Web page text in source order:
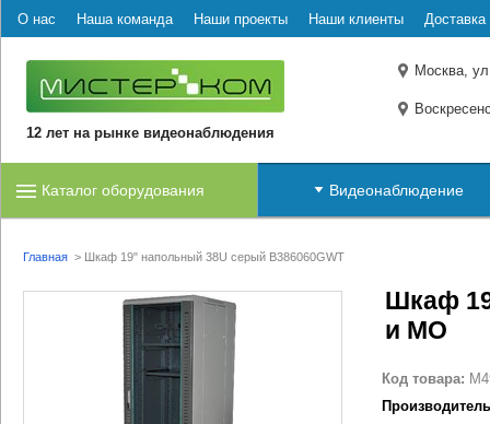
О нас Наша команда Наши проекты Наши клиенты Доставка
12 лет на рынке видеонаблюдения
Москва,
Каталог оборудования Видеонаблюдение
Главная > Шкаф 19" напольный 38U серый B386060GWT
Шкаф
и МО
Код товара: